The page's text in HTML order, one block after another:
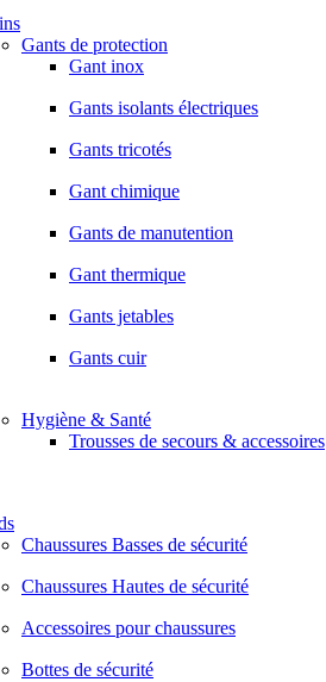
Gants de protection
Gant inox
Gants isolants électriques
Gants tricotés
Gant chimique
Gants de manutention
Gant thermique
Gants jetables
Gants cuir
Hygiène & Santé
Trousses de secours & accessoires
Chaussures Basses de sécurité
Chaussures Hautes de sécurité
Accessoires pour chaussures
Bottes de sécurité